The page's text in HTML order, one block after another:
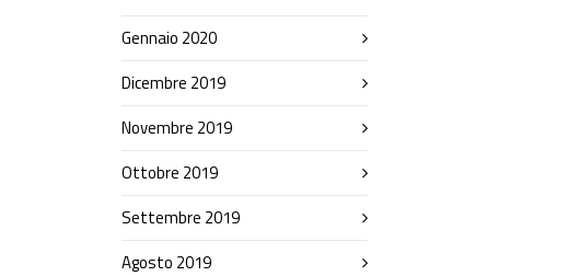
Gennaio 2020
Dicembre 2019
Novembre 2019
Ottobre 2019
Settembre 2019
Agosto 2019